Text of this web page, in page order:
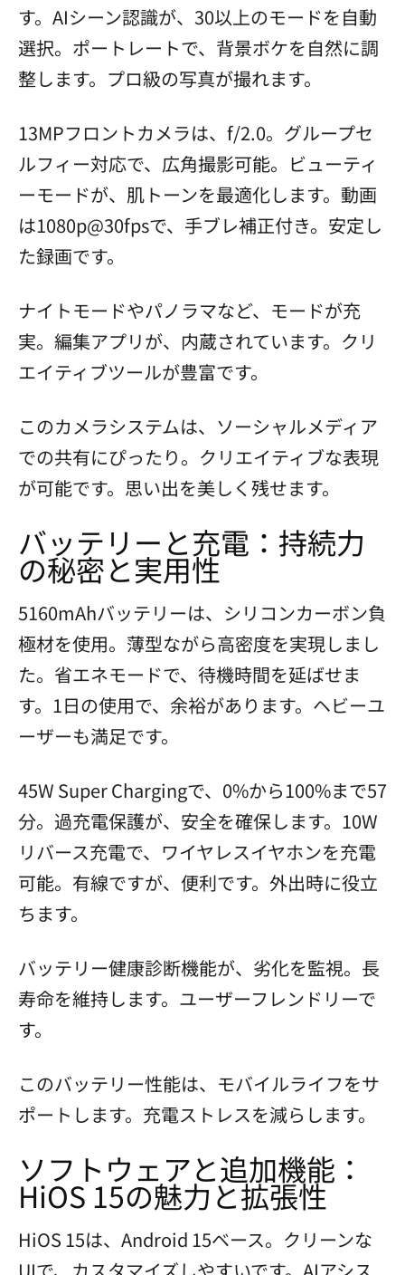
す。AIシーン認識が、30以上のモードを自動
選択。ポートレートで、背景ボケを自然に調
整します。プロ級の写真が撮れます。
13MPフロントカメラは、f/2.0。グループセ
ルフィー対応で、広角撮影可能。ビューティ
ーモードが、肌トーンを最適化します。動画
は1080p@30fpsで、手ブレ補正付き。安定し
た録画です。
ナイトモードやパノラマなど、モードが充
実。編集アプリが、内蔵されています。クリ
エイティブツールが豊富です。
このカメラシステムは、ソーシャルメディア
での共有にぴったり。クリエイティブな表現
が可能です。思い出を美しく残せます。
バッテリーと充電：持続力
の秘密と実用性
5160mAhバッテリーは、シリコンカーボン負
極材を使用。薄型ながら高密度を実現しまし
た。省エネモードで、待機時間を延ばせま
す。1日の使用で、余裕があります。ヘビーユ
ーザーも満足です。
45W Super Chargingで、0%から100%まで57
分。過充電保護が、安全を確保します。10W
リバース充電で、ワイヤレスイヤホンを充電
可能。有線ですが、便利です。外出時に役立
ちます。
バッテリー健康診断機能が、劣化を監視。長
寿命を維持します。ユーザーフレンドリーで
す。
このバッテリー性能は、モバイルライフをサ
ポートします。充電ストレスを減らします。
ソフトウェアと追加機能：
HiOS 15の魅力と拡張性
HiOS 15は、Android 15ベース。クリーンな